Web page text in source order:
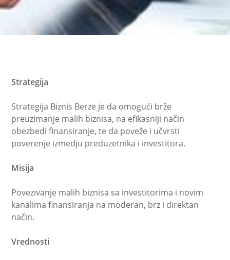
Strategija
Strategija Biznis Berze je da omogući brže
preuzimanje malih biznisa, na efikasniji način
obezbedi finansiranje, te da poveže i učvrsti
poverenje izmedju preduzetnika i investitora.
Misija
Povezivanje malih biznisa sa investitorima i novim
kanalima finansiranja na moderan, brz i direktan
način.
Vrednosti